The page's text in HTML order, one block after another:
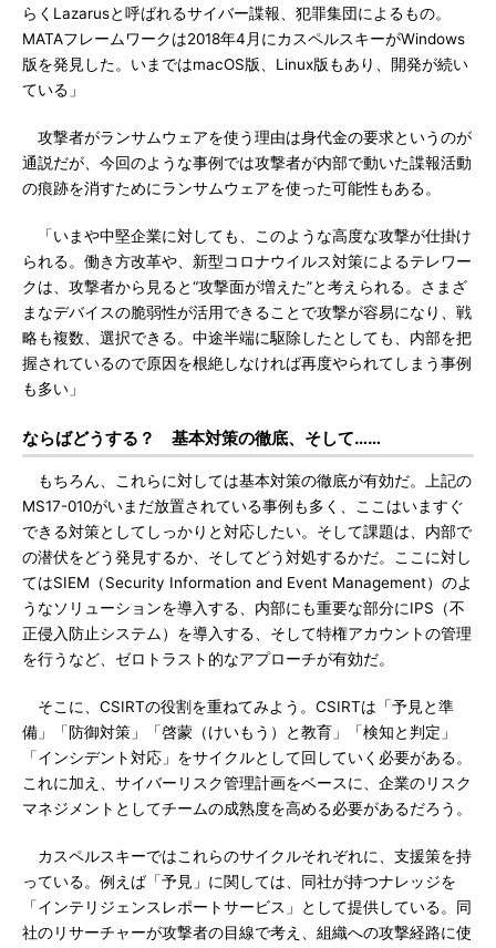
らくLazarusと呼ばれるサイバー諜報、犯罪集団によるもの。
MATAフレームワークは2018年4月にカスペルスキーがWindows
版を発見した。いまではmacOS版、Linux版もあり、開発が続い
ている」
攻撃者がランサムウェアを使う理由は身代金の要求というのが
通説だが、今回のような事例では攻撃者が内部で動いた諜報活動
の痕跡を消すためにランサムウェアを使った可能性もある。
「いまや中堅企業に対しても、このような高度な攻撃が仕掛け
られる。働き方改革や、新型コロナウイルス対策によるテレワー
クは、攻撃者から見ると“攻撃面が増えた”と考えられる。さまざ
まなデバイスの脆弱性が活用できることで攻撃が容易になり、戦
略も複数、選択できる。中途半端に駆除したとしても、内部を把
握されているので原因を根絶しなければ再度やられてしまう事例
も多い」
ならばどうする？ 基本対策の徹底、そして……
もちろん、これらに対しては基本対策の徹底が有効だ。上記の
MS17-010がいまだ放置されている事例も多く、ここはいますぐ
できる対策としてしっかりと対応したい。そして課題は、内部で
の潜伏をどう発見するか、そしてどう対処するかだ。ここに対し
てはSIEM（Security Information and Event Management）のよ
うなソリューションを導入する、内部にも重要な部分にIPS（不
正侵入防止システム）を導入する、そして特権アカウントの管理
を行うなど、ゼロトラスト的なアプローチが有効だ。
そこに、CSIRTの役割を重ねてみよう。CSIRTは「予見と準
備」「防御対策」「啓蒙（けいもう）と教育」「検知と判定」
「インシデント対応」をサイクルとして回していく必要がある。
これに加え、サイバーリスク管理計画をベースに、企業のリスク
マネジメントとしてチームの成熟度を高める必要があるだろう。
カスペルスキーではこれらのサイクルそれぞれに、支援策を持
っている。例えば「予見」に関しては、同社が持つナレッジを
「インテリジェンスレポートサービス」として提供している。同
社のリサーチャーが攻撃者の目線で考え、組織への攻撃経路に使